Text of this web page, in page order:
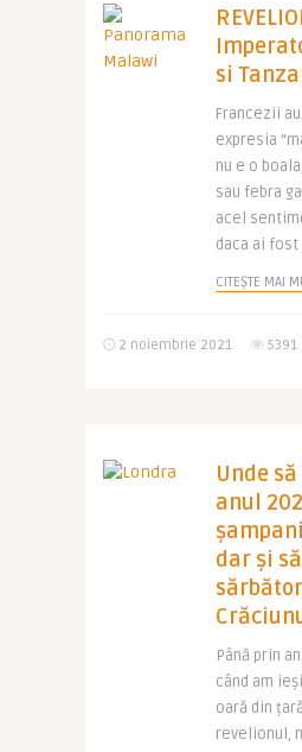
si
Francezii
expresia
nu e o
sau febra
acel
daca ai fost
CITEȘTE MAI
2 noiembrie 2021 5391
Unde
anul
dar și să
Până prin
când am
oară din
revelionul,